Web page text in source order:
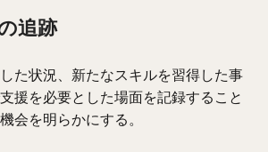
追跡
た状況、新たなスキルを習得した事
援を必要とした場面を記録すること
会を明らかにする。